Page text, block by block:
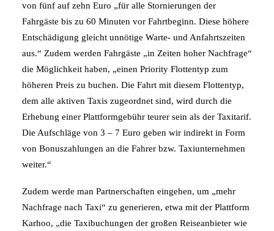
von fünf auf zehn Euro „für alle Stornierungen der
Fahrgäste bis zu 60 Minuten vor Fahrtbeginn. Diese höhere
Entschädigung gleicht unnötige Warte- und Anfahrtszeiten
aus.“ Zudem werden Fahrgäste „in Zeiten hoher Nachfrage“
die Möglichkeit haben, „einen Priority Flottentyp zum
höheren Preis zu buchen. Die Fahrt mit diesem Flottentyp,
dem alle aktiven Taxis zugeordnet sind, wird durch die
Erhebung einer Plattformgebühr teurer sein als der Taxitarif.
Die Aufschläge von 3 – 7 Euro geben wir indirekt in Form
von Bonuszahlungen an die Fahrer bzw. Taxiunternehmen
weiter.“
Zudem werde man Partnerschaften eingehen, um „mehr
Nachfrage nach Taxi“ zu generieren, etwa mit der Plattform
Karhoo, „die Taxibuchungen der großen Reiseanbieter wie